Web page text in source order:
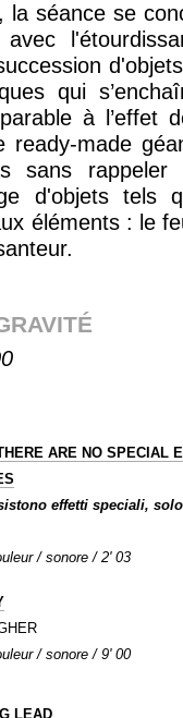
la séance se
qui
à l’effet
ready-made
sans rappeler
d'objets tels
éléments : le
ARE NO SPECIAL
effetti speciali,
/ sonore / 2' 03
/ sonore / 9' 00
LEAD